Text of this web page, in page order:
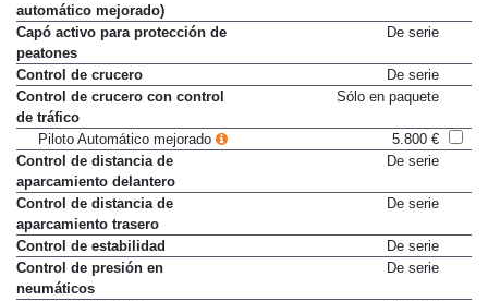
automático mejorado)
Capó activo para protección de
peatones
De serie
Control de crucero
De serie
Control de crucero con control
de tráfico
Sólo en paquete
Piloto Automático mejorado
5.800 €
Control de distancia de
aparcamiento delantero
De serie
Control de distancia de
aparcamiento trasero
De serie
Control de estabilidad
De serie
Control de presión en
neumáticos
De serie